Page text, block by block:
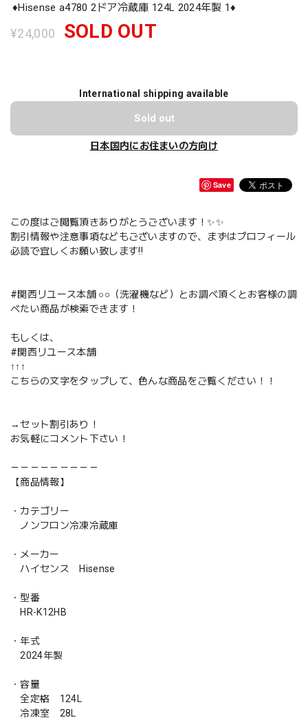
♦️Hisense a4780 2ドア冷蔵庫 124L 2024年製 1♦️
¥24,000 SOLD OUT
International shipping available
Sold out
日本国内にお住まいの方向け
Save
この度はご閲覧頂きありがとうございます！✨✨
割引情報や注意事項などもございますので、まずはプロフィール
必読で宜しくお願い致します‼️
#関西リユース本舗 ○○（洗濯機など）とお調べ頂くとお客様の調
べたい商品が検索できます！
もしくは、
#関西リユース本舗
↑↑↑
こちらの文字をタップして、色んな商品をご覧ください！！
→セット割引あり！
お気軽にコメント下さい！
－－－－－－－－－
【商品情報】
・カテゴリー
ノンフロン冷凍冷蔵庫
・メーカー
ハイセンス Hisense
・型番
HR-K12HB
・年式
2024年製
・容量
全定格 124L
冷凍室 28L